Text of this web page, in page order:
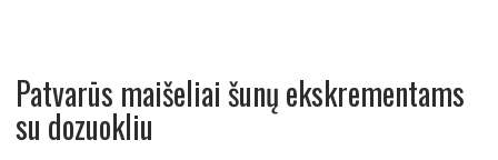
Patvarūs maišeliai šunų ekskrementams
su dozuokliu